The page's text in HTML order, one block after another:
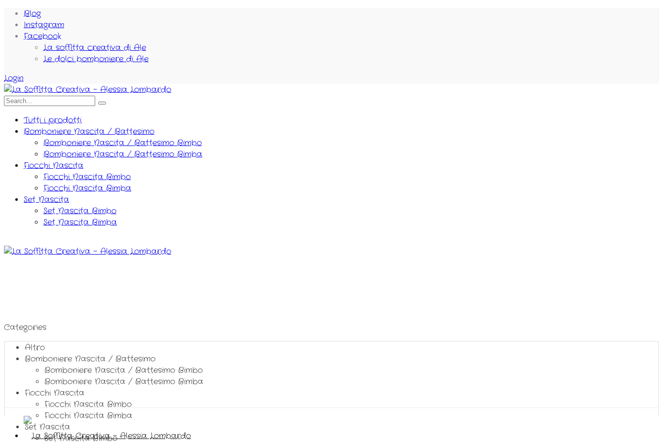
Blog
Instagram
Facebook
La soffitta creativa di Ale
Le dolci bomboniere di Ale
Login
Tutti i prodotti
Bomboniere Nascita / Battesimo
Bomboniere Nascita / Battesimo Bimbo
Bomboniere Nascita / Battesimo Bimba
Fiocchi Nascita
Fiocchi Nascita Bimbo
Fiocchi Nascita Bimba
Set Nascita
Set Nascita Bimbo
Set Nascita Bimba
Categories
Altro
Bomboniere Nascita / Battesimo
Bomboniere Nascita / Battesimo Bimbo
Bomboniere Nascita / Battesimo Bimba
Fiocchi Nascita
Fiocchi Nascita Bimbo
Fiocchi Nascita Bimba
Set Nascita
Set Nascita Bimbo